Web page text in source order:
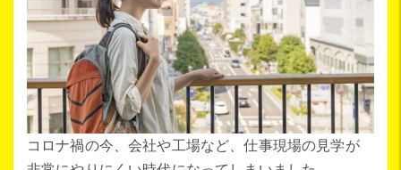
コロナ禍の今、会社や工場など、仕事現場の見学が